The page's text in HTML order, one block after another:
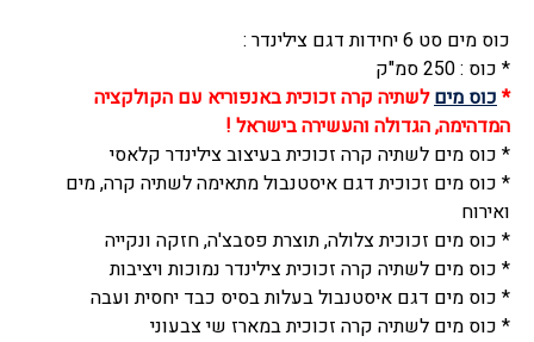
(
סט
6
יחידות)
צילינדר,
דגם
איסטנבול,
פסבצ'ה
-
Pasabache
כוס מים סט 6 יחידות דגם צילינדר :
* כוס : 250 סמ"ק
*כוס מיםלשתיה קרה זכוכית באנפוריא עם הקולקציה
המדהימה, הגדולה והעשירה בישראל !
* כוס מים לשתיה קרה זכוכית בעיצוב צילינדר קלאסי
* כוס מים זכוכית דגם איסטנבול מתאימה לשתיה קרה, מים
ואירוח
* כוס מים זכוכית צלולה, תוצרת פסבצ'ה, חזקה ונקייה
* כוס מים לשתיה קרה זכוכית צילינדר נמוכות ויציבות
* כוס מים דגם איסטנבול בעלות בסיס כבד יחסית ועבה
* כוס מים לשתיה קרה זכוכית במארז שי צבעוני